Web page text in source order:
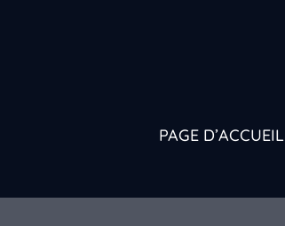
PAGE D’ACCUEIL